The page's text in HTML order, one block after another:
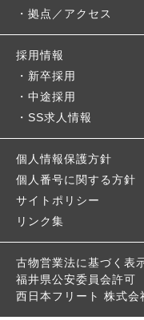
拠点／アクセス
採用情報
新卒採用
中途採用
SS求人情報
個人情報保護方針
個人番号に関する方針
サイトポリシー
リンク集
古物営業法に基づく表
福井県公安委員会許可
西日本フリート 株式会